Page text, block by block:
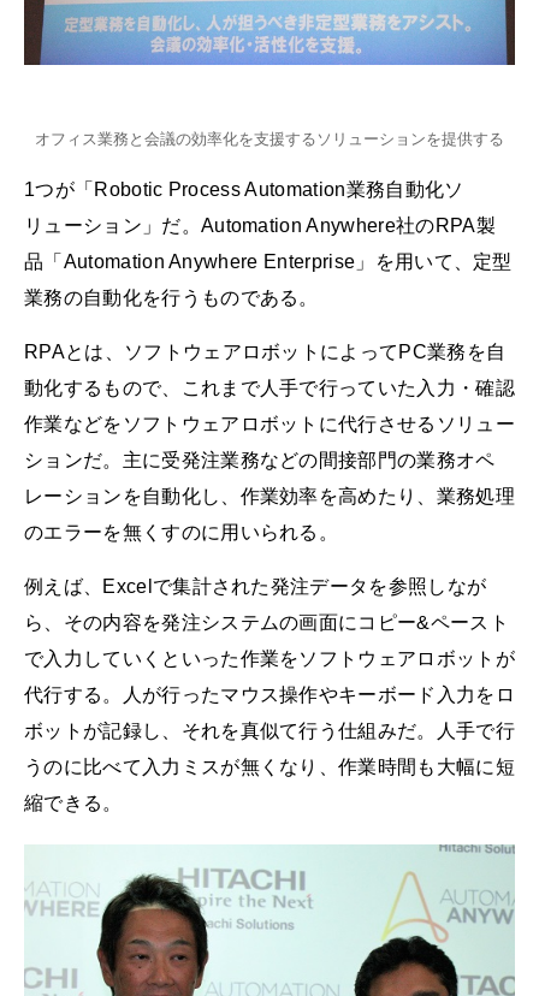
オフィス業務と会議の効率化を支援するソリューションを提供する
1つが「Robotic Process Automation業務自動化ソ
リューション」だ。Automation Anywhere社のRPA製
品「Automation Anywhere Enterprise」を用いて、定型
業務の自動化を行うものである。
RPAとは、ソフトウェアロボットによってPC業務を自
動化するもので、これまで人手で行っていた入力・確認
作業などをソフトウェアロボットに代行させるソリュー
ションだ。主に受発注業務などの間接部門の業務オペ
レーションを自動化し、作業効率を高めたり、業務処理
のエラーを無くすのに用いられる。
例えば、Excelで集計された発注データを参照しなが
ら、その内容を発注システムの画面にコピー&ペースト
で入力していくといった作業をソフトウェアロボットが
代行する。人が行ったマウス操作やキーボード入力をロ
ボットが記録し、それを真似て行う仕組みだ。人手で行
うのに比べて入力ミスが無くなり、作業時間も大幅に短
縮できる。